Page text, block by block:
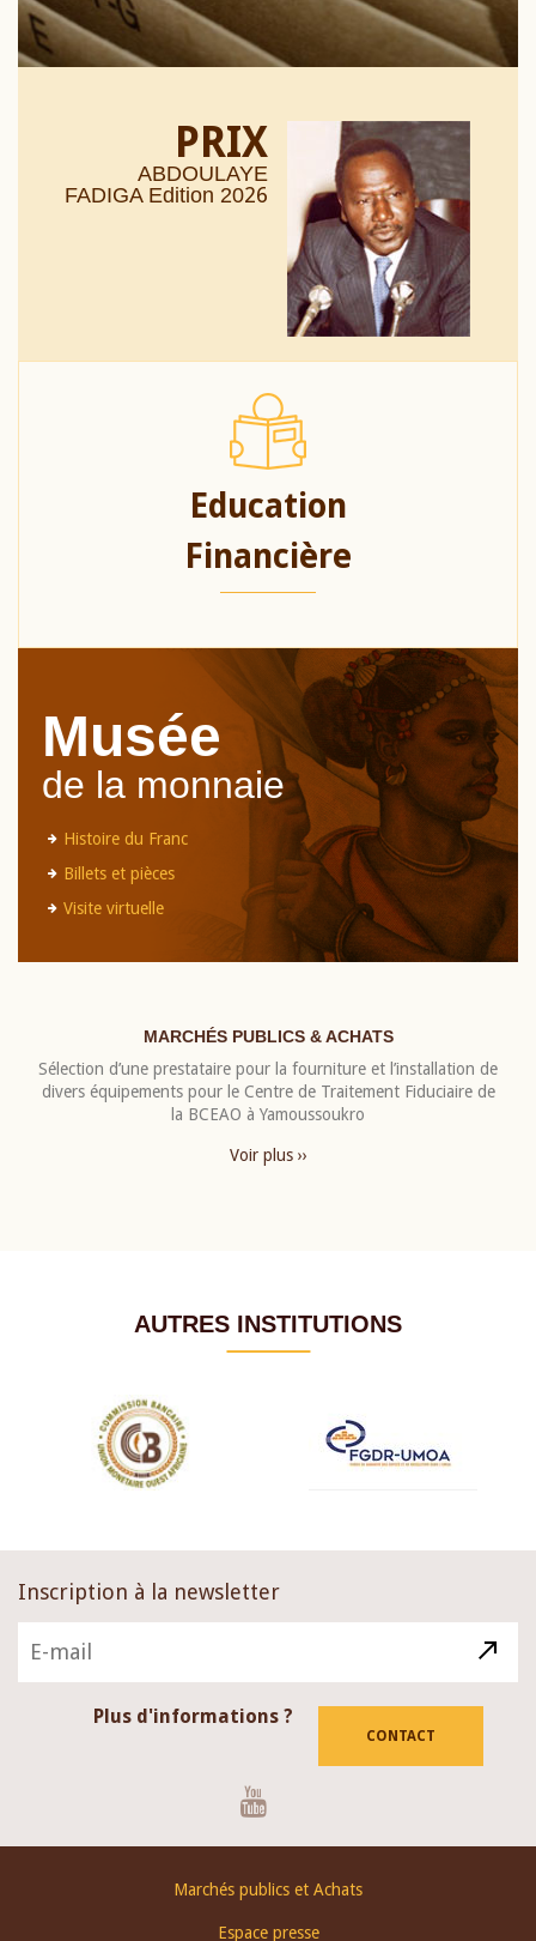
PRIX
ABDOULAYE
FADIGA Edition 2026
Education
Financière
Musée
de la monnaie
Histoire du Franc
Billets et pièces
Visite virtuelle
MARCHÉS PUBLICS & ACHATS
Sélection d’une prestataire pour la fourniture et l’installation de
divers équipements pour le Centre de Traitement Fiduciaire de
la BCEAO à Yamoussoukro
Voir plus ››
AUTRES INSTITUTIONS
Inscription à la newsletter
Plus d'informations ?
CONTACT
Marchés publics et Achats
Espace presse